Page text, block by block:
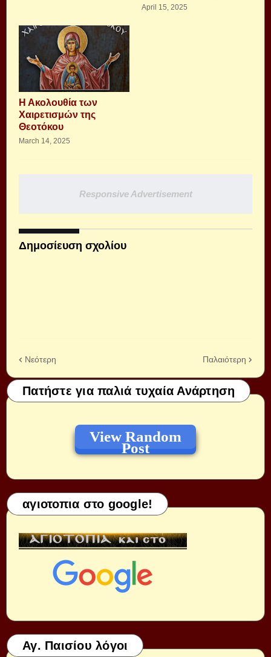
April 15, 2025
Η Ακολουθία των
Χαιρετισμών της
Θεοτόκου
March 14, 2025
Responsive Advertisement
Δημοσίευση σχολίου
Νεότερη Παλαιότερη
Πατήστε για παλιά τυχαία Ανάρτηση
View Random
Post
αγιοτοπια στο google!
Αγ. Παισίου λόγοι